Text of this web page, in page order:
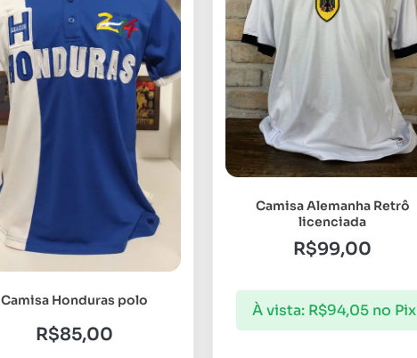
Camisa Honduras polo
R$85,00
Camisa Alemanha Retrô
licenciada
R$99,00
À vista: R$94,05 no Pix